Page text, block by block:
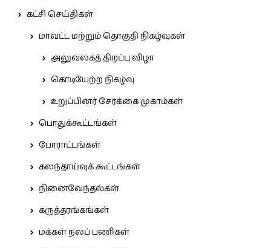
கட்சி செய்திகள்
மாவட்ட மற்றும் தொகுதி நிகழ்வுகள்
அலுவலகத் திறப்பு விழா
கொடியேற்ற நிகழ்வு
உறுப்பினர் சேர்க்கை முகாம்கள்
பொதுக்கூட்டங்கள்
போராட்டங்கள்
கலந்தாய்வுக் கூட்டங்கள்
நினைவேந்தல்கள்
கருத்தரங்கங்கள்
மக்கள் நலப் பணிகள்